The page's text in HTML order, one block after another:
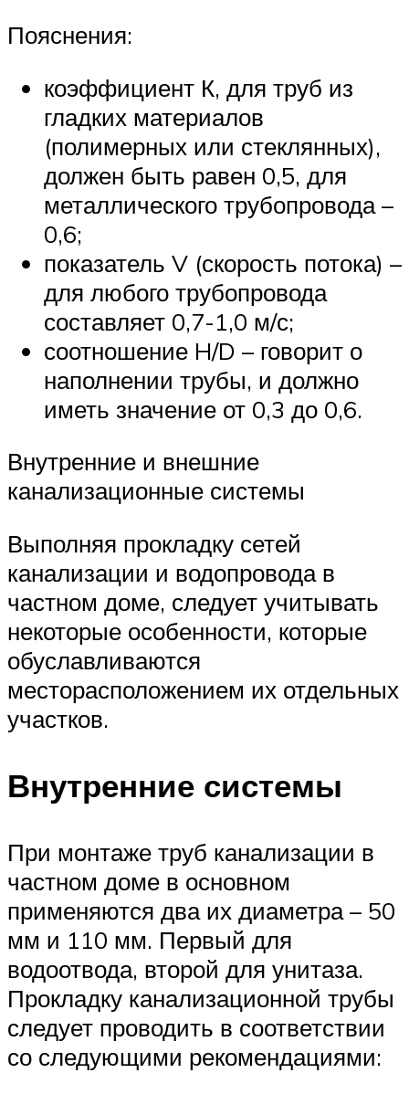
Пояснения:
коэффициент К, для труб из
гладких материалов
(полимерных или стеклянных),
должен быть равен 0,5, для
металлического трубопровода –
0,6;
показатель V (скорость потока) –
для любого трубопровода
составляет 0,7-1,0 м/с;
соотношение H/D – говорит о
наполнении трубы, и должно
иметь значение от 0,3 до 0,6.
Внутренние и внешние
канализационные системы
Выполняя прокладку сетей
канализации и водопровода в
частном доме, следует учитывать
некоторые особенности, которые
обуславливаются
месторасположением их отдельных
участков.
Внутренние системы
При монтаже труб канализации в
частном доме в основном
применяются два их диаметра – 50
мм и 110 мм. Первый для
водоотвода, второй для унитаза.
Прокладку канализационной трубы
следует проводить в соответствии
со следующими рекомендациями: